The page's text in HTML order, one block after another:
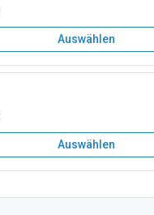
Auswählen
Auswählen